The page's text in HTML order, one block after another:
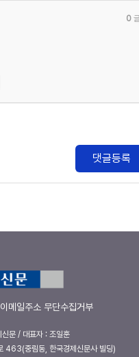
0
댓글등록
이메일주소 무단수집거부
문 / 대표자 : 조일훈
중림동, 한국경제신문사 빌딩)